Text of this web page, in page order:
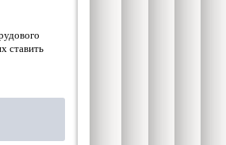
ставить